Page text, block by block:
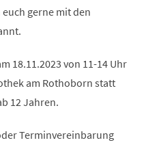
gerne mit den
18.11.2023 von 11-14 Uhr
am Rothoborn statt
12 Jahren.
Terminvereinbarung